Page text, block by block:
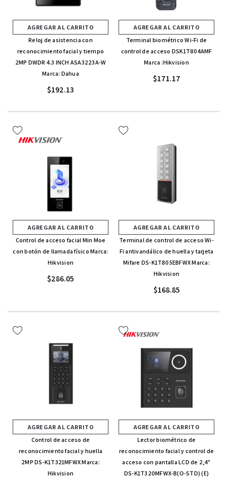
AGREGAR AL CARRITO
Reloj de asistencia con
reconocimiento facial y tiempo
2MP DWDR 4.3 INCH ASA3223A-W
Marca: Dahua
$192.13
AGREGAR AL CARRITO
Terminal biométrico Wi-Fi de
control de acceso DSK1T804AMF
Marca :Hikvision
$171.17
AGREGAR AL CARRITO
Control de acceso facial Min Moe
con botón de llamada físico Marca:
Hikvision
$286.05
AGREGAR AL CARRITO
Terminal de control de acceso Wi-
Fi antivandálico de huella y tarjeta
Mifare DS-K1T805EBFWX Marca:
Hikvision
$168.85
AGREGAR AL CARRITO
Control de acceso de
reconocimiento facial y huella
2MP DS-K1T321MFWX Marca:
Hikvision
AGREGAR AL CARRITO
Lector biométrico de
reconocimiento facial y control de
acceso con pantalla LCD de 2,4"
DS-K1T320MFWX-B(O-STD) (E)